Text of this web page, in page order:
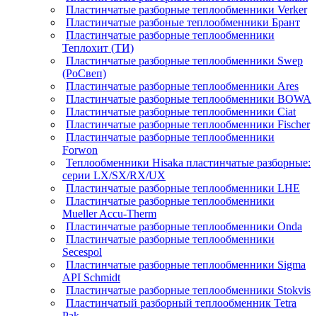
Пластинчатые разборные теплообменники Verker
Пластинчатые разбоные теплообменники Брант
Пластинчатые разборные теплообменники
Теплохит (ТИ)
Пластинчатые разборные теплообменники Swep
(РоСвеп)
Пластинчатые разборные теплообменники Ares
Пластинчатые разборные теплообменники BOWA
Пластинчатые разборные теплообменники Ciat
Пластинчатые разборные теплообменники Fischer
Пластинчатые разборные теплообменники
Forwon
Теплообменники Hisaka пластинчатые разборные:
серии LX/SX/RX/UX
Пластинчатые разборные теплообменники LHE
Пластинчатые разборные теплообменники
Mueller Accu-Therm
Пластинчатые разборные теплообменники Onda
Пластинчатые разборные теплообменники
Secespol
Пластинчатые разборные теплообменники Sigma
API Schmidt
Пластинчатые разборные теплообменники Stokvis
Пластинчатый разборный теплообменник Tetra